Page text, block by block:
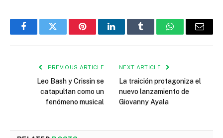
FacebookTwitter PinterestLinkedInTumblr WhatsAppEmail
PREVIOUS ARTICLE
Leo Bash y Crissin se
catapultan como un
fenómeno musical
NEXT ARTICLE
La traición protagoniza el
nuevo lanzamiento de
Giovanny Ayala